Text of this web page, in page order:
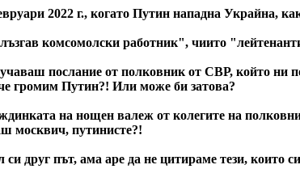
2022 г., когато Путин нападна Украйна,
комсомолски работник", чиито
послание от полковник от СВР, който ни
громим Путин?! Или може би затова?
на нощен валеж от колегите на
москвич, путинисте?!
друг път, ама аре да не цитираме тези, които